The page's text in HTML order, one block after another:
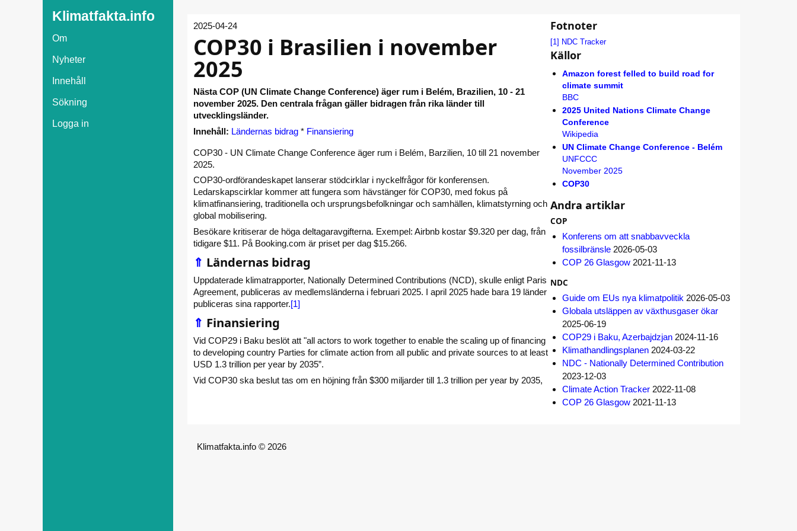
Klimatfakta.info
Om
Nyheter
Innehåll
Sökning
Logga in
2025-04-24
COP30 i Brasilien i november
2025
Nästa COP (UN Climate Change Conference) äger rum i Belém, Brazilien, 10 - 21
november 2025. Den centrala frågan gäller bidragen från rika länder till
utvecklingsländer.
Innehåll: Ländernas bidrag * Finansiering
COP30 - UN Climate Change Conference äger rum i Belém, Barzilien, 10 till 21 november
2025.
COP30-ordförandeskapet lanserar stödcirklar i nyckelfrågor för konferensen.
Ledarskapscirklar kommer att fungera som hävstänger för COP30, med fokus på
klimatfinansiering, traditionella och ursprungsbefolkningar och samhällen, klimatstyrning och
global mobilisering.
Besökare kritiserar de höga deltagaravgifterna. Exempel: Airbnb kostar $9.320 per dag, från
tidigare $11. På Booking.com är priset per dag $15.266.
⇑ Ländernas bidrag
Uppdaterade klimatrapporter, Nationally Determined Contributions (NCD), skulle enligt Paris
Agreement, publiceras av medlemsländerna i februari 2025. I april 2025 hade bara 19 länder
publiceras sina rapporter.[1]
⇑ Finansiering
Vid COP29 i Baku beslöt att "all actors to work together to enable the scaling up of financing
to developing country Parties for climate action from all public and private sources to at least
USD 1.3 trillion per year by 2035”.
Vid COP30 ska beslut tas om en höjning från $300 miljarder till 1.3 trillion per year by 2035,
Fotnoter
[1] NDC Tracker
Källor
Amazon forest felled to build road for
climate summit
BBC
2025 United Nations Climate Change
Conference
Wikipedia
UN Climate Change Conference - Belém
UNFCCC
November 2025
COP30
Andra artiklar
COP
Konferens om att snabbavveckla
fossilbränsle 2026-05-03
COP 26 Glasgow 2021-11-13
NDC
Guide om EUs nya klimatpolitik 2026-05-03
Globala utsläppen av växthusgaser ökar
2025-06-19
COP29 i Baku, Azerbajdzjan 2024-11-16
Klimathandlingsplanen 2024-03-22
NDC - Nationally Determined Contribution
2023-12-03
Climate Action Tracker 2022-11-08
COP 26 Glasgow 2021-11-13
Klimatfakta.info © 2026